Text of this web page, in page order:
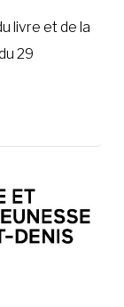
livre et de la
29